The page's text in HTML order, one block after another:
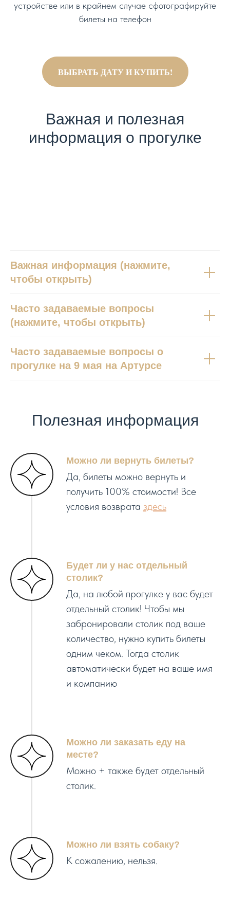
устройстве или в крайнем случае сфотографируйте
билеты на телефон
ВЫБРАТЬ ДАТУ И КУПИТЬ!
Важная и полезная
информация о прогулке
Важная информация (нажмите,
чтобы открыть)
Часто задаваемые вопросы
(нажмите, чтобы открыть)
Часто задаваемые вопросы о
прогулке на 9 мая на Артурсе
Полезная информация
Можно ли вернуть билеты?
Да, билеты можно вернуть и
получить 100% стоимости! Все
условия возврата здесь
Будет ли у нас отдельный
столик?
Да, на любой прогулке у вас будет
отдельный столик! Чтобы мы
забронировали столик под ваше
количество, нужно купить билеты
одним чеком. Тогда столик
автоматически будет на ваше имя
и компанию
Можно ли заказать еду на
месте?
Можно + также будет отдельный
столик.
Можно ли взять собаку?
К сожалению, нельзя.